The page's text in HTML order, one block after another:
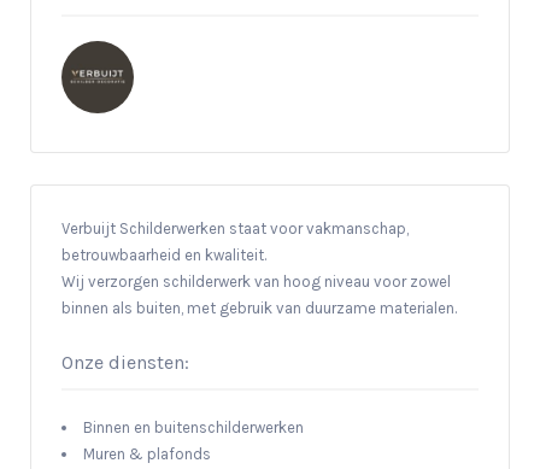
Verbuijt Schilderwerken staat voor vakmanschap,
betrouwbaarheid en kwaliteit.
Wij verzorgen schilderwerk van hoog niveau voor zowel
binnen als buiten, met gebruik van duurzame materialen.
Onze diensten:
Binnen en buitenschilderwerken
Muren & plafonds